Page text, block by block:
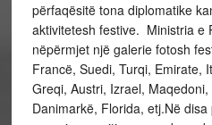
përfaqësitë tona diplomatike
aktivitetesh festive. Ministria e
nëpërmjet një galerie fotosh
Francë, Suedi, Turqi, Emirate,
Greqi, Austri, Izrael,
Danimarkë, Florida, etj.Në